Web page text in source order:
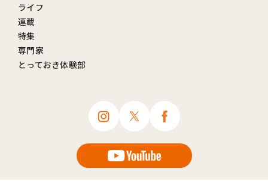
ライフ
連載
特集
専門家
とっておき体験部